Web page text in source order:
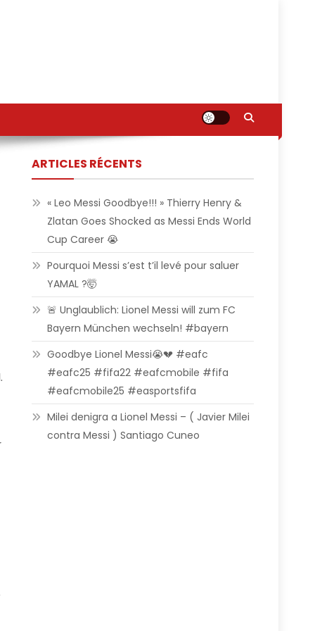
ARTICLES RÉCENTS
« Leo Messi Goodbye!!! » Thierry Henry &
Zlatan Goes Shocked as Messi Ends World
Cup Career 😭
Pourquoi Messi s’est t’il levé pour saluer
YAMAL ?🤯
🚨 Unglaublich: Lionel Messi will zum FC
Bayern München wechseln! #bayern
Goodbye Lionel Messi😭💔 #eafc
#eafc25 #fifa22 #eafcmobile #fifa
#eafcmobile25 #easportsfifa
Milei denigra a Lionel Messi – ( Javier Milei
contra Messi ) Santiago Cuneo